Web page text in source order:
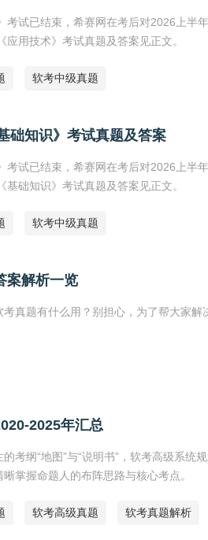
试已结束，希赛网在考后对2026上半
用技术》考试真题及答案见正文。
软考中级真题
础知识》考试真题及答案
试已结束，希赛网在考后对2026上半
础知识》考试真题及答案见正文。
软考中级真题
案解析一览
真题有什么用？别担心，为了帮大家
2025年汇总
考纲“地图”与“说明书”，软考高级系统
掌握命题人的布阵思路与核心考点。
软考高级真题 软考真题解析